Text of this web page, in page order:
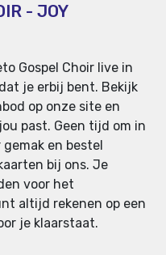
- JOY
Gospel Choir live in
je erbij bent. Bekijk
op onze site en
past. Geen tijd om in
en bestel
bij ons. Je
voor het
altijd rekenen op een
je klaarstaat.